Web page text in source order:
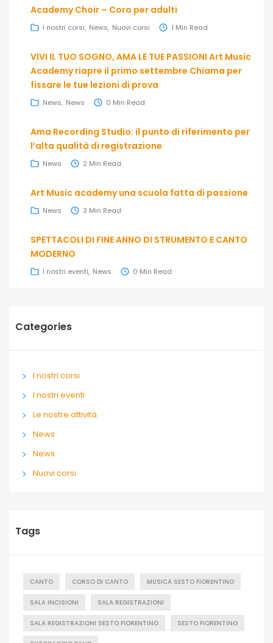
Academy Choir – Coro per adulti
I nostri corsi News Nuovi corsi 1 Min Read
VIVI IL TUO SOGNO, AMA LE TUE PASSIONI Art Music
Academy riapre il primo settembre Chiama per
fissare le tue lezioni di prova
News News 0 Min Read
Ama Recording Studio: il punto di riferimento per
l’alta qualità di registrazione
News 2 Min Read
Art Music academy una scuola fatta di passione
News 3 Min Read
SPETTACOLI DI FINE ANNO DI STRUMENTO E CANTO
MODERNO
I nostri eventi News 0 Min Read
Categories
I nostri corsi
I nostri eventi
Le nostre attività
News
News
Nuovi corsi
Tags
CANTO CORSO DI CANTO MUSICA SESTO FIORENTINO
SALA INCISIONI SALA REGISTRAZIONI
SALA REGISTRAZIONI SESTO FIORENTINO SESTO FIORENTINO